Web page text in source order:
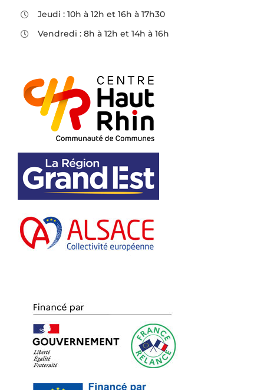
Jeudi : 10h à 12h et 16h à 17h30
Vendredi : 8h à 12h et 14h à 16h